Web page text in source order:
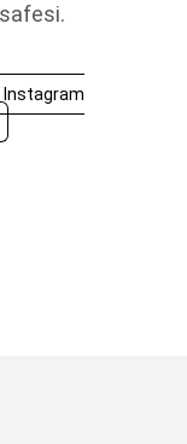
Instagram